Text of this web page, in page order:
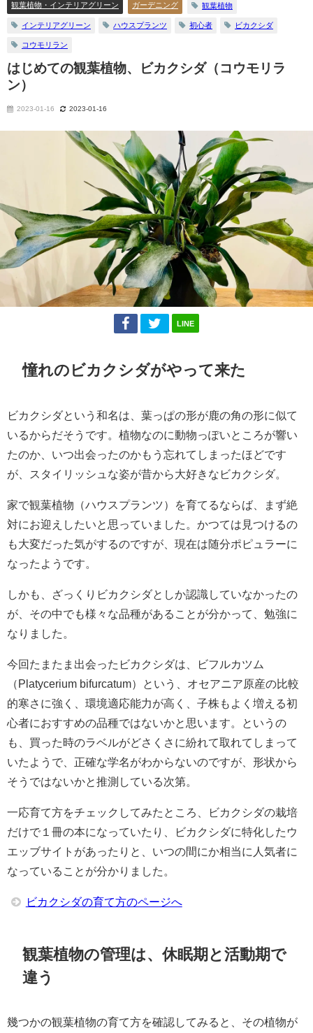
観葉植物・インテリアグリーン ガーデニング 観葉植物
インテリアグリーン ハウスプランツ 初心者 ビカクシダ
コウモリラン
はじめての観葉植物、ビカクシダ（コウモリラ
ン）
2023-01-16 2023-01-16
LINE
憧れのビカクシダがやって来た
ビカクシダという和名は、葉っぱの形が鹿の角の形に似て
いるからだそうです。植物なのに動物っぽいところが響い
たのか、いつ出会ったのかもう忘れてしまったほどです
が、スタイリッシュな姿が昔から大好きなビカクシダ。
家で観葉植物（ハウスプランツ）を育てるならば、まず絶
対にお迎えしたいと思っていました。かつては見つけるの
も大変だった気がするのですが、現在は随分ポピュラーに
なったようです。
しかも、ざっくりビカクシダとしか認識していなかったの
が、その中でも様々な品種があることが分かって、勉強に
なりました。
今回たまたま出会ったビカクシダは、ビフルカツム
（Platycerium bifurcatum）という、オセアニア原産の比較
的寒さに強く、環境適応能力が高く、子株もよく増える初
心者におすすめの品種ではないかと思います。というの
も、買った時のラベルがどさくさに紛れて取れてしまって
いたようで、正確な学名がわからないのですが、形状から
そうではないかと推測している次第。
一応育て方をチェックしてみたところ、ビカクシダの栽培
だけで１冊の本になっていたり、ビカクシダに特化したウ
エッブサイトがあったりと、いつの間にか相当に人気者に
なっていることが分かりました。
ビカクシダの育て方のページへ
観葉植物の管理は、休眠期と活動期で
違う
幾つかの観葉植物の育て方を確認してみると、その植物が